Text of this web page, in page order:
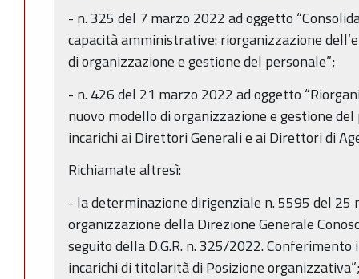
- n. 325 del 7 marzo 2022 ad oggetto
capacità amministrative: riorganizzazione
di organizzazione e gestione del personale”;
- n. 426 del 21 marzo 2022 ad oggetto
nuovo modello di organizzazione e gestione
incarichi ai Direttori Generali e ai Direttori di
Richiamate altresì:
- la determinazione dirigenziale n. 5595 del 25
organizzazione della Direzione Generale
seguito della D.G.R. n. 325/2022.
incarichi di titolarità di Posizione